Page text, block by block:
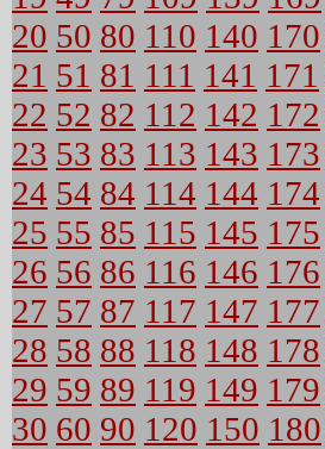
20 50 80 110 140 170
21 51 81 111 141 171
22 52 82 112 142 172
23 53 83 113 143 173
24 54 84 114 144 174
25 55 85 115 145 175
26 56 86 116 146 176
27 57 87 117 147 177
28 58 88 118 148 178
29 59 89 119 149 179
30 60 90 120 150 180